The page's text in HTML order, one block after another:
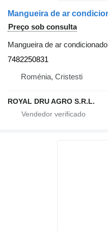
Preço sob consulta
Mangueira de ar condicionado
7482250831
Roménia, Cristesti
ROYAL DRU AGRO S.R.L.